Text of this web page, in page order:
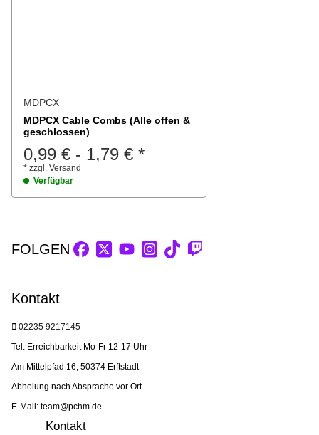
MDPCX
MDPCX Cable Combs (Alle offen &
geschlossen)
0,99 € - 1,79 € *
* zzgl. Versand
Verfügbar
FOLGEN
Kontakt
02235 9217145
Tel. Erreichbarkeit Mo-Fr 12-17 Uhr
Am Mittelpfad 16, 50374 Erftstadt
Abholung nach Absprache vor Ort
E-Mail: team@pchm.de
Kontakt